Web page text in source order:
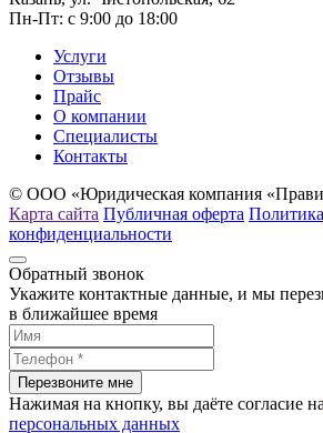
Пн-Пт: с 9:00 до 18:00
Услуги
Отзывы
Прайс
О компании
Специалисты
Контакты
© ООО «Юридическая компания
Карта сайта Публичная оферта Политика
конфиденциальности
Обратный звонок
Укажите контактные данные, и мы
в ближайшее время
Нажимая на кнопку, вы даёте согласие на
персональных данных